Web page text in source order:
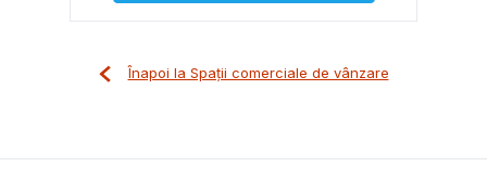
Înapoi la Spații comerciale de vânzare